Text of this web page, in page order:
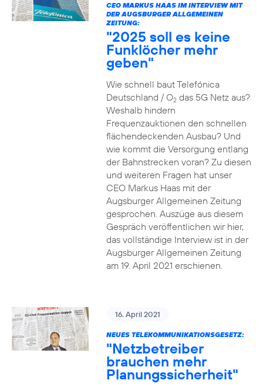
CEO MARKUS HAAS IM INTERVIEW MIT
DER AUGSBURGER ALLGEMEINEN
ZEITUNG:
"2025 soll es keine
Funklöcher mehr
geben"
Wie schnell baut Telefónica
Deutschland / O2das 5G Netz aus?
Weshalb hindern
Frequenzauktionen den schnellen
flächendeckenden Ausbau? Und
wie kommt die Versorgung entlang
der Bahnstrecken voran? Zu diesen
und weiteren Fragen hat unser
CEO Markus Haas mit der
Augsburger Allgemeinen Zeitung
gesprochen. Auszüge aus diesem
Gespräch veröffentlichen wir hier,
das vollständige Interview ist in der
Augsburger Allgemeinen Zeitung
am 19. April 2021 erschienen.
16. April 2021
NEUES TELEKOMMUNIKATIONSGESETZ:
"Netzbetreiber
brauchen mehr
Planungssicherheit"